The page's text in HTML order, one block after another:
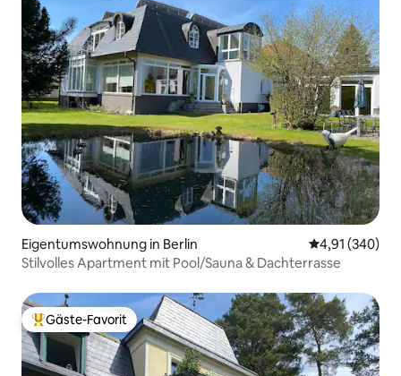
Eigentumswohnung in Berlin
4,91 (340)
Stilvolles Apartment mit Pool/Sauna & Dachterrasse
Beliebter Gäste-Favorit.
Gäste-Favorit